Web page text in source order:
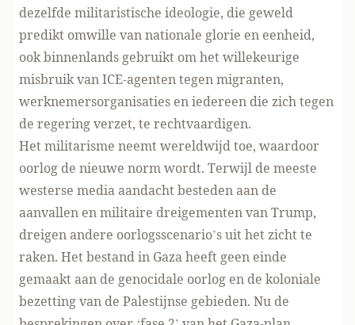
dezelfde militaristische ideologie, die geweld
predikt omwille van nationale glorie en eenheid,
ook binnenlands gebruikt om het willekeurige
misbruik van ICE-agenten tegen migranten,
werknemersorganisaties en iedereen die zich tegen
de regering verzet, te rechtvaardigen.
Het militarisme neemt wereldwijd toe, waardoor
oorlog de nieuwe norm wordt. Terwijl de meeste
westerse media aandacht besteden aan de
aanvallen en militaire dreigementen van Trump,
dreigen andere oorlogsscenario’s uit het zicht te
raken. Het bestand in Gaza heeft geen einde
gemaakt aan de genocidale oorlog en de koloniale
bezetting van de Palestijnse gebieden. Nu de